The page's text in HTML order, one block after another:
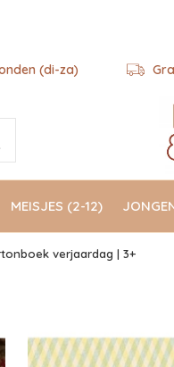
MEISJES (2-12)
(di-za)
verjaardag | 3+